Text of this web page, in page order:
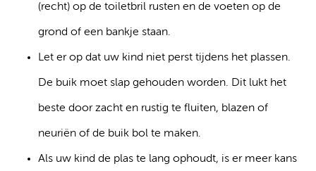
(recht) op de toiletbril rusten en de voeten op de
grond of een bankje staan.
Let er op dat uw kind niet perst tijdens het plassen.
De buik moet slap gehouden worden. Dit lukt het
beste door zacht en rustig te fluiten, blazen of
neuriën of de buik bol te maken.
Als uw kind de plas te lang ophoudt, is er meer kans